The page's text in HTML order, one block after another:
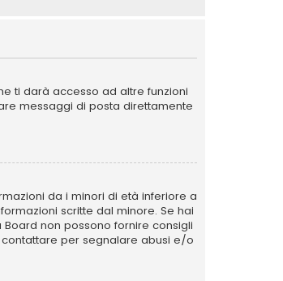
ti darà accesso ad altre funzioni
messaggi di posta direttamente
da i minori di età inferiore a
scritte dal minore. Se hai
non possono fornire consigli
per segnalare abusi e/o